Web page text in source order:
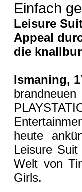
Einfach
Leisure
Appeal
die
Ismaning,
heute
Leisure
Welt von
Girls.